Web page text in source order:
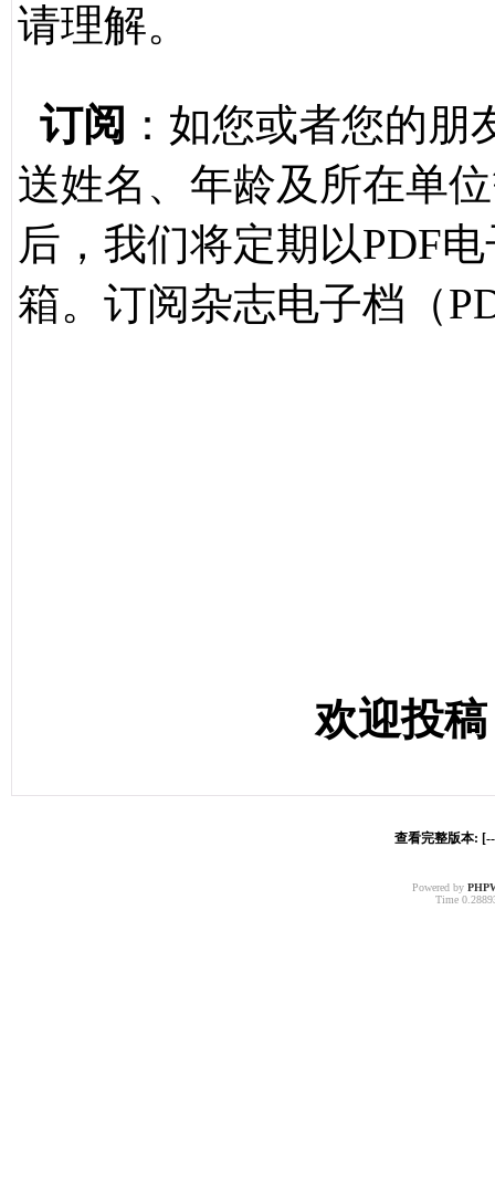
请理解。
订阅 ：如您或者您的
送姓名、年龄及所在单
后，我们将定期以PDF
箱。订阅杂志电子档（
欢迎投
查看完整版本:
Powered by
Time